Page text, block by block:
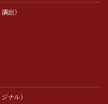
出）
ナル）